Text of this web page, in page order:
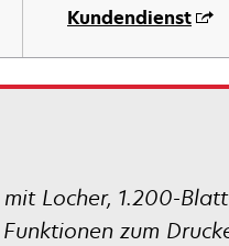
Kundendienst
Locher, 1.200-
zum